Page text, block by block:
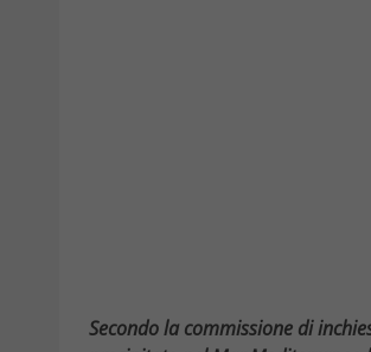
Secondo la commissione di